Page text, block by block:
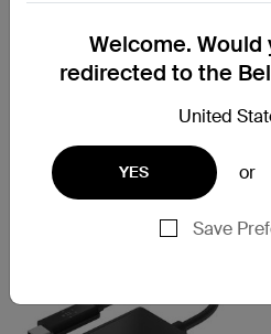
USB-C 11 合 1 专业版 GaN 扩
Price:
Welcome. Would
redirected to the
United
YES or
Save